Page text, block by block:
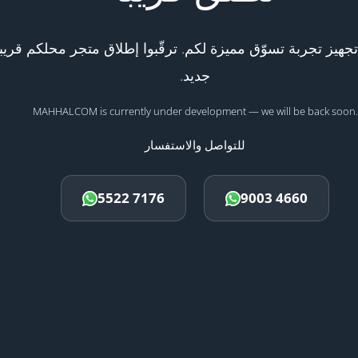
تجربة تسوّق مميزة لكم. ترقّبوا إطلاق متجر محلكم
جديد.
MAHHALCOM is currently under development — we will be back soon.
للتواصل والاستفسار
5522 7176 9003 4660